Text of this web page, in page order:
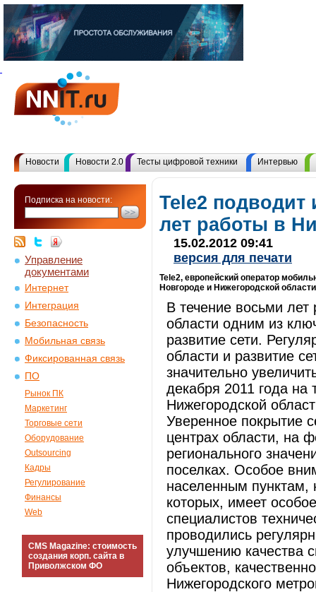
Новости Новости 2.0 Тесты цифровой техники Интервью
Подписка на новости:
Управление
документами
Интернет
Интеграция
Безопасность
Мобильная связь
Фиксированная связь
ПО
Рынок ПК
Маркетинг
Торговые сети
Оборудование
Outsourcing
Кадры
Регулирование
Финансы
Web
CMS Magazine: стоимость
создания корп. сайта в
Приволжском ФО
Tele2 подводит
лет работы в
15.02.2012 09:41
версия для печати
Tele2, европейский оператор
Новгороде и Нижегородской
В течение восьми лет
области одним из
развитие сети.
области и развитие
значительно
декабря 2011 года на
Нижегородской
Уверенное покрытие
центрах области, на
регионального
поселках. Особое
населенным пунктам,
которых, имеет
специалистов
проводились
улучшению качества
объектов,
Нижегородского